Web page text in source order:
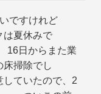
ですけれど
夏休みで
16日からまた業
掃除でし
ていたので、2